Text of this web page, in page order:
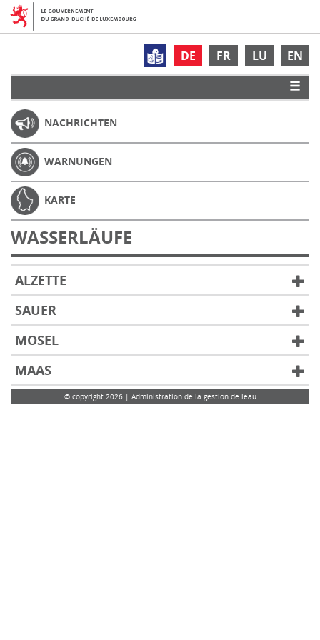
DE FR LU EN
NACHRICHTEN
WARNUNGEN
KARTE
WASSERLÄUFE
ALZETTE
SAUER
MOSEL
MAAS
© copyright 2026 | Administration de la gestion de leau